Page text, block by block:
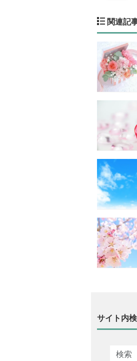
関連記
サイト内